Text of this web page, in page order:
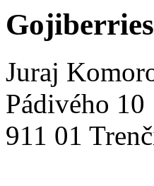
Juraj
Pádivého 10
911 01